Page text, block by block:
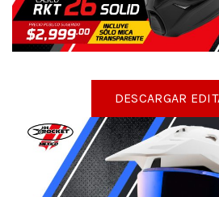
DESCARGAR